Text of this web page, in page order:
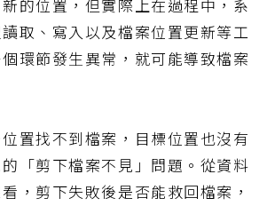
的位置，但實際上在過程中，系
取、寫入以及檔案位置更新等工
環節發生異常，就可能導致檔案
置找不到檔案，目標位置也沒有
「剪下檔案不見」問題。從資料
，剪下失敗後是否能救回檔案，